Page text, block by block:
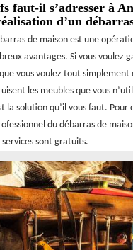
faut-il s’adresser à
d’un
de maison est une
avantages. Si vous voulez
vous voulez tout simplement
les meubles que vous
la solution qu’il vous faut. Pour
du débarras de
sont gratuits.